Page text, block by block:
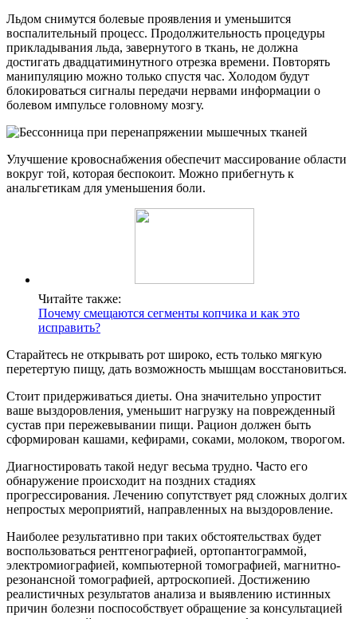
Льдом снимутся болевые проявления и уменьшится
воспалительный процесс. Продолжительность процедуры
прикладывания льда, завернутого в ткань, не должна
достигать двадцатиминутного отрезка времени. Повторять
манипуляцию можно только спустя час. Холодом будут
блокироваться сигналы передачи нервами информации о
болевом импульсе головному мозгу.
Улучшение кровоснабжения обеспечит массирование области
вокруг той, которая беспокоит. Можно прибегнуть к
анальгетикам для уменьшения боли.
Читайте также:
Почему смещаются сегменты копчика и как это
исправить?
Старайтесь не открывать рот широко, есть только мягкую
перетертую пищу, дать возможность мышцам восстановиться.
Стоит придерживаться диеты. Она значительно упростит
ваше выздоровления, уменьшит нагрузку на поврежденный
сустав при пережевывании пищи. Рацион должен быть
сформирован кашами, кефирами, соками, молоком, творогом.
Диагностировать такой недуг весьма трудно. Часто его
обнаружение происходит на поздних стадиях
прогрессирования. Лечению сопутствует ряд сложных долгих
непростых мероприятий, направленных на выздоровление.
Наиболее результативно при таких обстоятельствах будет
воспользоваться рентгенографией, ортопантограммой,
электромиографией, компьютерной томографией, магнитно-
резонансной томографией, артроскопией. Достижению
реалистичных результатов анализа и выявлению истинных
причин болезни поспособствует обращение за консультацией